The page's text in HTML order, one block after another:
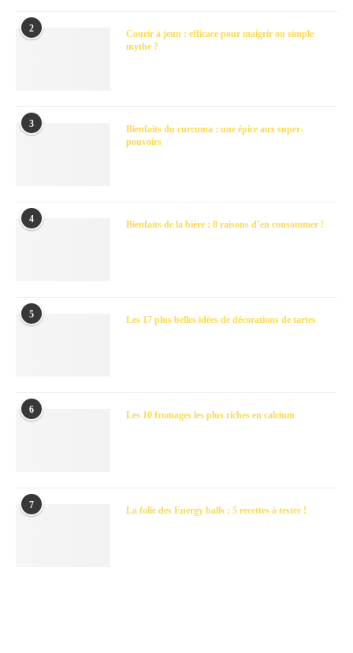
2
Courir à jeun : efficace pour maigrir ou simple
mythe ?
3
Bienfaits du curcuma : une épice aux super-
pouvoirs
4 Bienfaits de la bière : 8 raisons d’en consommer !
5 Les 17 plus belles idées de décorations de tartes
6 Les 10 fromages les plus riches en calcium
7 La folie des Energy balls : 5 recettes à tester !